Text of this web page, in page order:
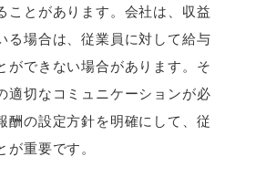
ことがあります。会社は、収益
る場合は、従業員に対して給与
ができない場合があります。そ
適切なコミュニケーションが必
酬の設定方針を明確にして、従
が重要です。